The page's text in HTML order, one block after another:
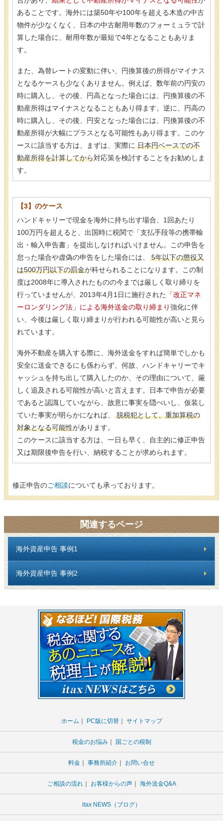
あることです。海外には築50年や100年を超える木造の中古
物件が少なくなく、日本の中古耐用年数のフォーミュラで計
算した場合に、耐用年数が最短で4年となることもありま
す。
また、為替レートの変動に伴い、円換算後の所得がマイナス
となるケースも少なくありません。例えば、数年前の円安の
時に購入し、その後、円高となった場合には、円換算後の不
動産所得はマイナスとなることもあり得ます。逆に、円高の
時に購入し、その後、円安となった場合には、円換算後の不
動産所得が大幅にプラスとなる可能性もあり得ます。このケ
ースに該当する方は、まずは、実際に日本円ベースでの不
動産所得を計算してから対応策を検討することをお勧めしま
す。
【3】のケース
ハンドキャリーで現金を海外に持ち出す場合、1回あたり
100万円を超えると、出国時に税関で「支払手段等の携帯輸
出・輸入申告書」を提出しなければいけません。この申告を
怠った場合や虚偽の申告をした場合には、 5年以下の懲役又
は500万円以下の罰金が科せられることになります。この制
度は2008年に導入されたものの今までは厳しく取り締りを
行っていませんが、2013年4月1日に施行された
「改正マネ
ーロンダリング法」による海外送金の取り締まり強化に伴
い、今後は厳しく取り締まりが行われる可能性が高いと見ら
れています。
海外不動産を購入する際に、海外送金をすれば簡単でしかも
安全に送金できるにも係わらず、何故、ハンドキャリーでキ
ャッシュを持ち出して購入したのか、その理由について、厳
しく追及される可能性が高いと言えます。日本で申告が必要
であると認識していながら、故意に事実を隠ぺいし、仮装し
ていた事実が明らかになれば、 脱税犯として、重加算税の
対象となる可能性があります。
このケースに該当する方は、一日も早く、自主的に修正申告
又は期限後申告を行い、納税することが求められます。
修正申告のご相談についても承っております。
関連するページ
海外資産申告 事例1
海外資産申告 事例2
ホーム ｜ PC版に切替｜ サイトマップ
税金のお悩み｜ 国ごとの税制
料金 ｜ 事務所紹介 ｜ お問い合せ
ご相談の流れ｜ お客様からの声｜ 海外送金Q&A
itax NEWS（ブログ）